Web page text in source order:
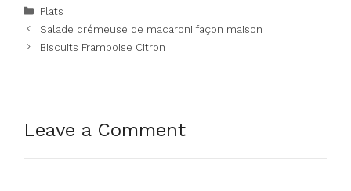
Categories
Plats
Salade crémeuse de macaroni façon maison
Biscuits Framboise Citron
Leave a Comment